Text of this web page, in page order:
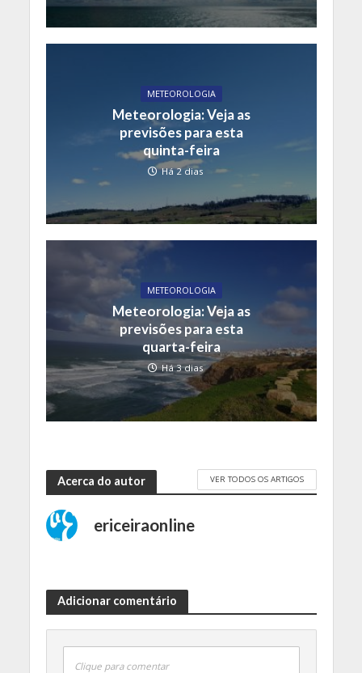
METEOROLOGIA
Meteorologia: Veja as
previsões para esta
quinta-feira
Há 2 dias
METEOROLOGIA
Meteorologia: Veja as
previsões para esta
quarta-feira
Há 3 dias
Acerca do autor VER TODOS OS ARTIGOS
ericeiraonline
Adicionar comentário
Clique para comentar